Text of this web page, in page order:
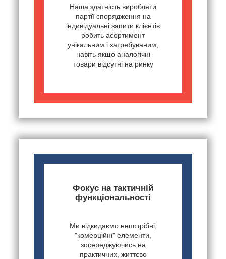
Наша здатність виробляти
партії спорядження на
індивідуальні запити клієнтів
робить асортимент
унікальним і затребуваним,
навіть якщо аналогічні
товари відсутні на ринку
Фокус на тактичній
функціональності
Ми відкидаємо непотрібні,
"комерційні" елементи,
зосереджуючись на
практичних, життєво